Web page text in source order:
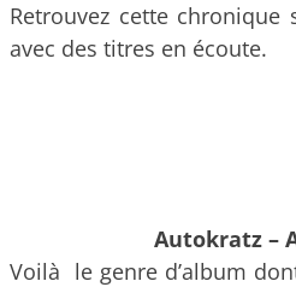
Retrouvez cette chronique
avec des titres en écoute.
Autokratz –
Voilà le genre d’album